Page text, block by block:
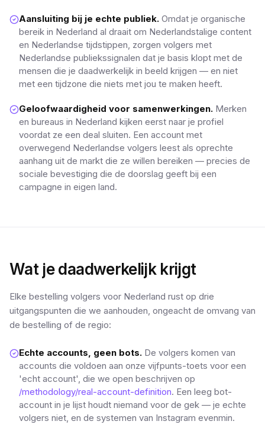
Aansluiting bij je echte publiek. Omdat je organische
bereik in Nederland al draait om Nederlandstalige content
en Nederlandse tijdstippen, zorgen volgers met
Nederlandse publiekssignalen dat je basis klopt met de
mensen die je daadwerkelijk in beeld krijgen — en niet
met een tijdzone die niets met jou te maken heeft.
Geloofwaardigheid voor samenwerkingen. Merken
en bureaus in Nederland kijken eerst naar je profiel
voordat ze een deal sluiten. Een account met
overwegend Nederlandse volgers leest als oprechte
aanhang uit de markt die ze willen bereiken — precies de
sociale bevestiging die de doorslag geeft bij een
campagne in eigen land.
Wat je daadwerkelijk krijgt
Elke bestelling volgers voor Nederland rust op drie
uitgangspunten die we aanhouden, ongeacht de omvang van
de bestelling of de regio:
Echte accounts, geen bots. De volgers komen van
accounts die voldoen aan onze vijfpunts-toets voor een
'echt account', die we open beschrijven op
/methodology/real-account-definition. Een leeg bot-
account in je lijst houdt niemand voor de gek — je echte
volgers niet, en de systemen van Instagram evenmin.